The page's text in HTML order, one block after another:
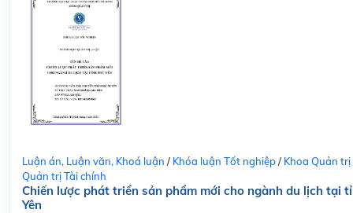
Luận án, Luận văn, Khoá luận / Khóa luận Tốt nghiệp/ Khoa Quản trị
Quản trị Tài chính
Chiến lược phát triển sản phẩm mới cho ngành du lịch tại
Yên